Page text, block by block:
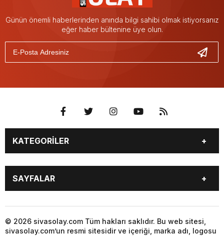
Günün önemli haberlerinden anında bilgi sahibi olmak istiyorsanız
eğer haber bültenine üye olun.
KATEGORİLER
GÜNDEM
SPOR
YEREL HABERLER
SAYFALAR
KÜNYE
İLETİŞİM
© 2026 sivasolay.com Tüm hakları saklıdır. Bu web sitesi,
sivasolay.com’un resmi sitesidir ve içeriği, marka adı, logosu